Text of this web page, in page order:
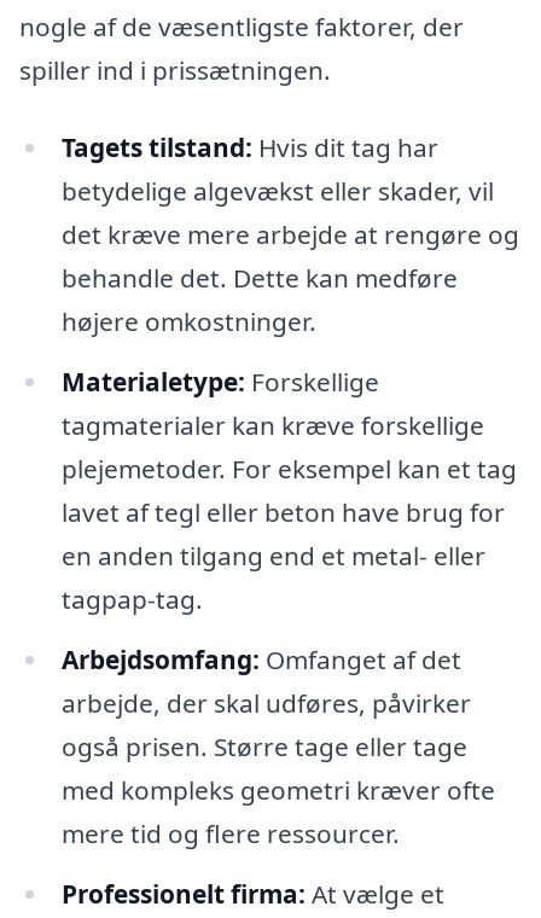
nogle af de væsentligste faktorer, der
spiller ind i prissætningen.
Tagets tilstand: Hvis dit tag har
betydelige algevækst eller skader, vil
det kræve mere arbejde at rengøre og
behandle det. Dette kan medføre
højere omkostninger.
Materialetype: Forskellige
tagmaterialer kan kræve forskellige
plejemetoder. For eksempel kan et tag
lavet af tegl eller beton have brug for
en anden tilgang end et metal- eller
tagpap-tag.
Arbejdsomfang: Omfanget af det
arbejde, der skal udføres, påvirker
også prisen. Større tage eller tage
med kompleks geometri kræver ofte
mere tid og flere ressourcer.
Professionelt firma: At vælge et